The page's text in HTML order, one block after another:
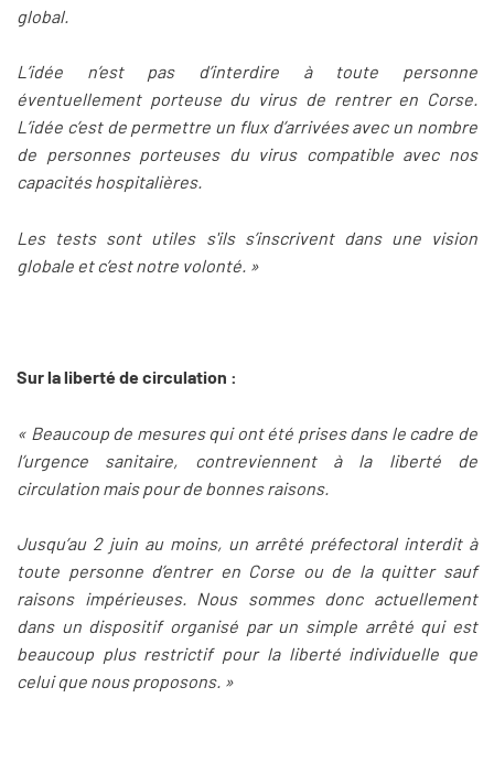
global.
L’idée n’est pas d’interdire à toute personne
éventuellement porteuse du virus de rentrer en Corse.
L’idée c’est de permettre un flux d’arrivées avec un nombre
de personnes porteuses du virus compatible avec nos
capacités hospitalières.
Les tests sont utiles s'ils s’inscrivent dans une vision
globale et c’est notre volonté. »
Sur la liberté de circulation :
« Beaucoup de mesures qui ont été prises dans le cadre de
l’urgence sanitaire, contreviennent à la liberté de
circulation mais pour de bonnes raisons.
Jusqu’au 2 juin au moins, un arrêté préfectoral interdit à
toute personne d’entrer en Corse ou de la quitter sauf
raisons impérieuses. Nous sommes donc actuellement
dans un dispositif organisé par un simple arrêté qui est
beaucoup plus restrictif pour la liberté individuelle que
celui que nous proposons. »